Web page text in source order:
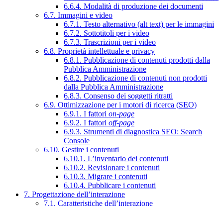
6.6.4. Modalità di produzione dei documenti
6.7. Immagini e video
6.7.1. Testo alternativo (alt text) per le immagini
6.7.2. Sottotitoli per i video
6.7.3. Trascrizioni per i video
6.8. Proprietà intellettuale e privacy
6.8.1. Pubblicazione di contenuti prodotti dalla
Pubblica Amministrazione
6.8.2. Pubblicazione di contenuti non prodotti
dalla Pubblica Amministrazione
6.8.3. Consenso dei soggetti ritratti
6.9. Ottimizzazione per i motori di ricerca (SEO)
6.9.1. I fattori on-page
6.9.2. I fattori off-page
6.9.3. Strumenti di diagnostica SEO: Search
Console
6.10. Gestire i contenuti
6.10.1. L’inventario dei contenuti
6.10.2. Revisionare i contenuti
6.10.3. Migrare i contenuti
6.10.4. Pubblicare i contenuti
7. Progettazione dell’interazione
7.1. Caratteristiche dell’interazione